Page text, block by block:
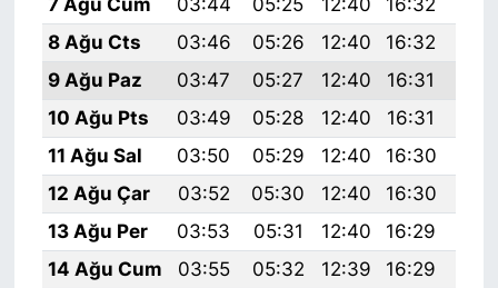
8 Ağu Cts
03:46 05:26 12:40 16:32
9 Ağu Paz
03:47 05:27 12:40 16:31
10 Ağu Pts
03:49 05:28 12:40 16:31
11 Ağu Sal
03:50 05:29 12:40 16:30
12 Ağu Çar
03:52 05:30 12:40 16:30
13 Ağu Per
03:53 05:31 12:40 16:29
14 Ağu Cum
03:55 05:32 12:39 16:29